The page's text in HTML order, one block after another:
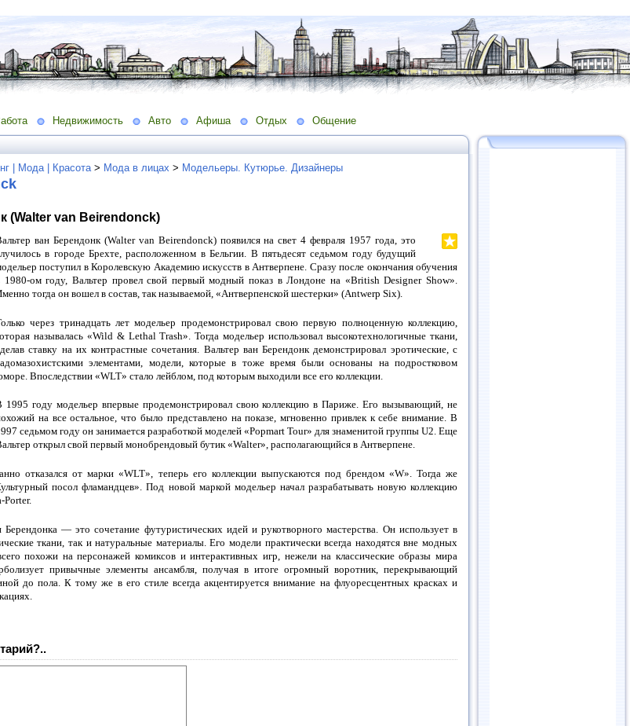
Недвижимость Авто Афиша Отдых Общение
| Мода | Красота > Мода в лицах > Модельеры. Кутюрье. Дизайнеры
(Walter van Beirendonck)
ван Берендонк (Walter van Beirendonck) появился на свет 4 февраля 1957 года, это
в городе Брехте, расположенном в Бельгии. В пятьдесят седьмом году будущий
поступил в Королевскую Академию искусств в Антверпене. Сразу после окончания обучения
1980-ом году, Вальтер провел свой первый модный показ в Лондоне на «British Designer Show».
тогда он вошел в состав, так называемой, «Антверпенской шестерки» (Antwerp Six).
через тринадцать лет модельер продемонстрировал свою первую полноценную коллекцию,
называлась «Wild & Lethal Trash». Тогда модельер использовал высокотехнологичные ткани,
ставку на их контрастные сочетания. Вальтер ван Берендонк демонстрировал эротические, с
элементами, модели, которые в тоже время были основаны на подростковом
Впоследствии «WLT» стало лейблом, под которым выходили все его коллекции.
1995 году модельер впервые продемонстрировал свою коллекцию в Париже. Его вызывающий, не
на все остальное, что было представлено на показе, мгновенно привлек к себе внимание. В
седьмом году он занимается разработкой моделей «Popmart Tour» для знаменитой группы U2. Еще
открыл свой первый монобрендовый бутик «Walter», располагающийся в Антверпене.
отказался от марки «WLT», теперь его коллекции выпускаются под брендом «W». Тогда же
посол фламандцев». Под новой маркой модельер начал разрабатывать новую коллекцию
Porter.
— это сочетание футуристических идей и рукотворного мастерства. Он использует в
ткани, так и натуральные материалы. Его модели практически всегда находятся вне модных
похожи на персонажей комиксов и интерактивных игр, нежели на классические образы мира
привычные элементы ансамбля, получая в итоге огромный воротник, перекрывающий
до пола. К тому же в его стиле всегда акцентируется внимание на флуоресцентных красках и